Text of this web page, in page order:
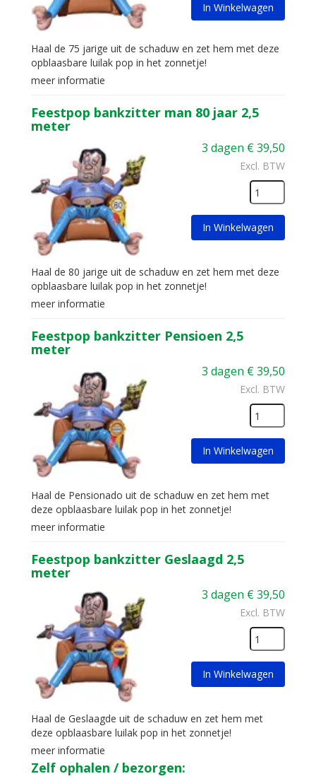
In Winkelwagen
Haal de 75 jarige uit de schaduw en zet hem met deze
opblaasbare luilak pop in het zonnetje!
meer informatie
Feestpop bankzitter man 80 jaar 2,5
meter
3 dagen €39,50
Excl. BTW
In Winkelwagen
Haal de 80 jarige uit de schaduw en zet hem met deze
opblaasbare luilak pop in het zonnetje!
meer informatie
Feestpop bankzitter Pensioen 2,5
meter
3 dagen €39,50
Excl. BTW
In Winkelwagen
Haal de Pensionado uit de schaduw en zet hem met
deze opblaasbare luilak pop in het zonnetje!
meer informatie
Feestpop bankzitter Geslaagd 2,5
meter
3 dagen €39,50
Excl. BTW
In Winkelwagen
Haal de Geslaagde uit de schaduw en zet hem met
deze opblaasbare luilak pop in het zonnetje!
meer informatie
Zelf ophalen / bezorgen: